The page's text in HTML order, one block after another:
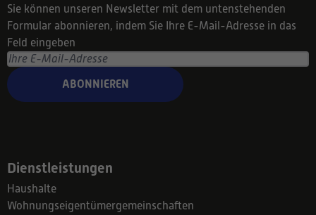
Sie können unseren Newsletter mit dem untenstehenden
Formular abonnieren, indem Sie Ihre E-Mail-Adresse in das
Feld eingeben
ABONNIEREN
Dienstleistungen
Haushalte
Wohnungseigentümergemeinschaften